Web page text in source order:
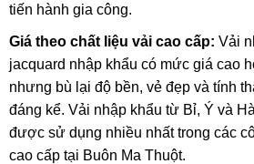
tiến hành gia công.
Giá theo chất liệu vải cao cấp: Vải
jacquard nhập khẩu có mức giá cao
nhưng bù lại độ bền, vẻ đẹp và tính
đáng kể. Vải nhập khẩu từ Bỉ, Ý và
được sử dụng nhiều nhất trong các
cao cấp tại Buôn Ma Thuột.